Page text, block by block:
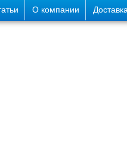
О компании Доставка